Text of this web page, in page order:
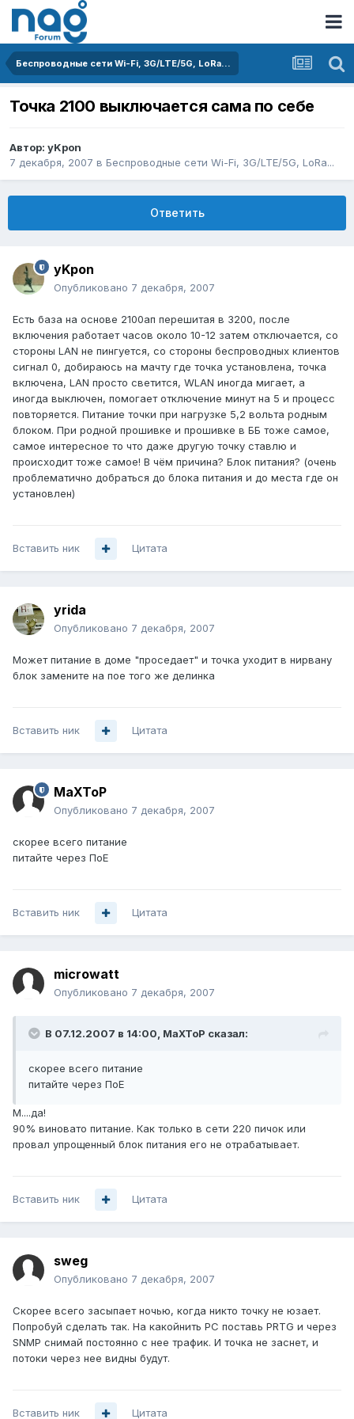
Беспроводные сети Wi-Fi, 3G/LTE/5G, LoRa...
Точка 2100 выключается сама по себе
Автор: yKpon
7 декабря, 2007 в Беспроводные сети Wi-Fi, 3G/LTE/5G, LoRa...
Ответить
yKpon
Опубликовано 7 декабря, 2007
Есть база на основе 2100ап перешитая в 3200, после
включения работает часов около 10-12 затем отключается, со
стороны LAN не пингуется, со стороны беспроводных клиентов
сигнал 0, добираюсь на мачту где точка установлена, точка
включена, LAN просто светится, WLAN иногда мигает, а
иногда выключен, помогает отключение минут на 5 и процесс
повторяется. Питание точки при нагрузке 5,2 вольта родным
блоком. При родной прошивке и прошивке в ББ тоже самое,
самое интересное то что даже другую точку ставлю и
происходит тоже самое! В чём причина? Блок питания? (очень
проблематично добраться до блока питания и до места где он
установлен)
Вставить ник Цитата
yrida
Опубликовано 7 декабря, 2007
Может питание в доме "проседает" и точка уходит в нирвану
блок замените на пое того же делинка
Вставить ник Цитата
MaXToP
Опубликовано 7 декабря, 2007
скорее всего питание
питайте через ПоЕ
Вставить ник Цитата
microwatt
Опубликовано 7 декабря, 2007
В 07.12.2007 в 14:00, MaXToP сказал:
скорее всего питание
питайте через ПоЕ
М....да!
90% виновато питание. Как только в сети 220 пичок или
провал упрощенный блок питания его не отрабатывает.
Вставить ник Цитата
sweg
Опубликовано 7 декабря, 2007
Скорее всего засыпает ночью, когда никто точку не юзает.
Попробуй сделать так. На какойнить РС поставь PRTG и через
SNMP снимай постоянно с нее трафик. И точка не заснет, и
потоки через нее видны будут.
Вставить ник Цитата